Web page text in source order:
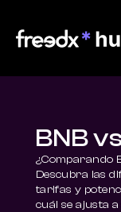
BNB
¿Comparando
Descubra las
tarifas y
cuál se ajusta